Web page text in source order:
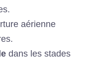
aérienne
dans les stades